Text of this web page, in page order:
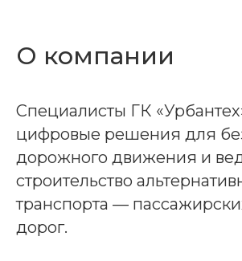
О компании
Специалисты ГК
цифровые решения для
дорожного движения и
строительство
транспорта —
дорог.